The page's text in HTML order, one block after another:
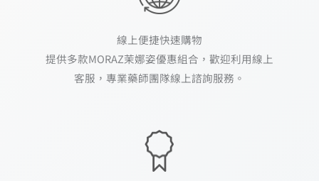
線上便捷快速購物
提供多款MORAZ茉娜姿優惠組合，歡迎利用線上
客服，專業藥師團隊線上諮詢服務。